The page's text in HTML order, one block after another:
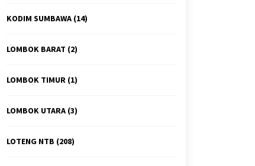
KODIM SUMBAWA (14)
LOMBOK BARAT (2)
LOMBOK TIMUR (1)
LOMBOK UTARA (3)
LOTENG NTB (208)